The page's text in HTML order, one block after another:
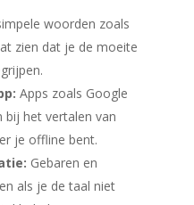
woorden zoals
zien dat je de moeite
Apps zoals Google
bij het vertalen van
je offline bent.
Gebaren en
als je de taal niet